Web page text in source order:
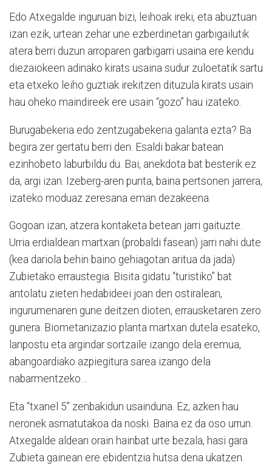
Edo Atxegalde inguruan bizi, leihoak ireki, eta abuztuan
izan ezik, urtean zehar une ezberdinetan garbigailutik
atera berri duzun arroparen garbigarri usaina ere kendu
diezaiokeen adinako kirats usaina sudur zuloetatik sartu
eta etxeko leiho guztiak irekitzen dituzula kirats usain
hau oheko maindireek ere usain “gozo” hau izateko.
Burugabekeria edo zentzugabekeria galanta ezta? Ba
begira zer gertatu berri den. Esaldi bakar batean
ezinhobeto laburbildu du. Bai, anekdota bat besterik ez
da, argi izan. Izeberg-aren punta, baina pertsonen jarrera,
izateko moduaz zeresana eman dezakeena.
Gogoan izan, atzera kontaketa betean jarri gaituzte.
Urria erdialdean martxan (probaldi fasean) jarri nahi dute
(kea dariola behin baino gehiagotan aritua da jada)
Zubietako erraustegia. Bisita gidatu “turistiko” bat
antolatu zieten hedabideei joan den ostiralean,
ingurumenaren gune deitzen dioten, errausketaren zero
gunera. Biometanizazio planta martxan dutela esateko,
lanpostu eta argindar sortzaile izango dela eremua,
abangoardiako azpiegitura sarea izango dela
nabarmentzeko…
Eta “txanel 5” zenbakidun usainduna. Ez, azken hau
neronek asmatutakoa da noski. Baina ez da oso urrun.
Atxegalde aldean orain hainbat urte bezala, hasi gara
Zubieta gainean ere ebidentzia hutsa dena ukatzen.